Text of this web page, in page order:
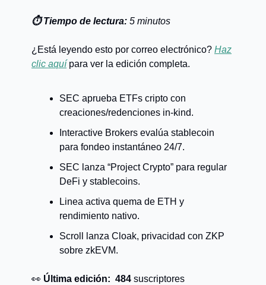
⏱️ Tiempo de lectura: 5 minutos
¿Está leyendo esto por correo electrónico? Haz
clic aquípara ver la edición completa.
SEC aprueba ETFs cripto con
creaciones/redenciones in-kind.
Interactive Brokers evalúa stablecoin
para fondeo instantáneo 24/7.
SEC lanza “Project Crypto” para regular
DeFi y stablecoins.
Linea activa quema de ETH y
rendimiento nativo.
Scroll lanza Cloak, privacidad con ZKP
sobre zkEVM.
👀 Última edición: 484 suscriptores